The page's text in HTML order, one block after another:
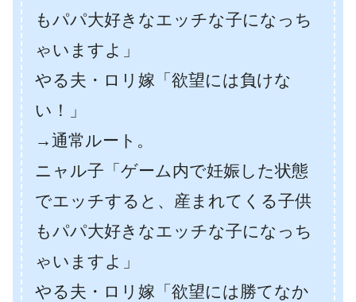
もパパ大好きなエッチな子になっち
ゃいますよ」
やる夫・ロリ嫁「欲望には負けな
い！」
→通常ルート。
ニャル子「ゲーム内で妊娠した状態
でエッチすると、産まれてくる子供
もパパ大好きなエッチな子になっち
ゃいますよ」
やる夫・ロリ嫁「欲望には勝てなか